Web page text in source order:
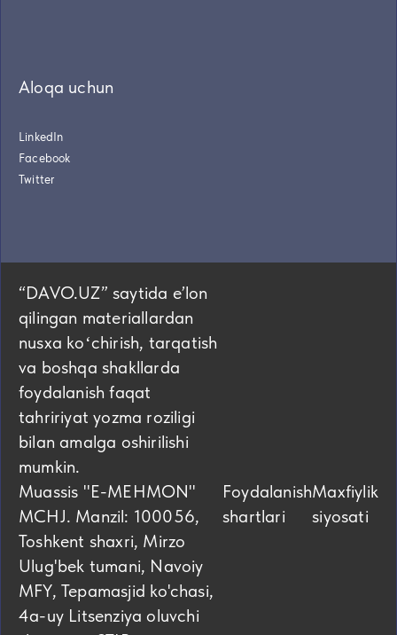
Aloqa uchun
LinkedIn
Facebook
Twitter
“DAVO.UZ” saytida eʼlon
qilingan materiallardan
nusxa koʻchirish, tarqatish
va boshqa shakllarda
foydalanish faqat
tahririyat yozma roziligi
bilan amalga oshirilishi
mumkin.
Muassis "E-MEHMON"
MCHJ. Manzil: 100056,
Toshkent shaxri, Mirzo
Ulug'bek tumani, Navoiy
MFY, Tepamasjid ko'chasi,
4а-uy Litsenziya oluvchi
Foydalanish
shartlari
Maxfiylik
siyosati